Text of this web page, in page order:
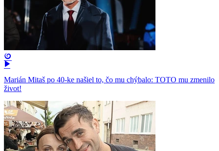
Marián Mitaš po 40-ke našiel to, čo mu chýbalo: TOTO mu zmenilo
život!